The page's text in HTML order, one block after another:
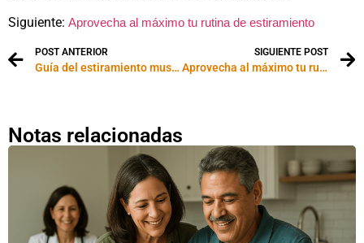
Siguiente: Aprovecha al máximo tu rutina de estiramiento
POST ANTERIOR
Guía del estiramiento muscular (stretching)
SIGUIENTE POST
Aprovecha al máximo tu rutina de estiramiento
Notas relacionadas